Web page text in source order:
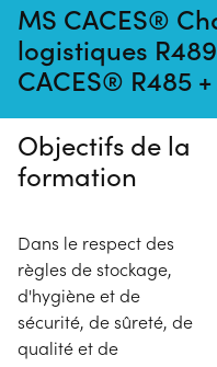
MS CACES®
logistiques
CACES® R485 +
Pas de
ce moment
Objectifs de la
formation
Dans le respect des
règles de stockage,
d'hygiène et de
sécurité, de sûreté, de
qualité et de